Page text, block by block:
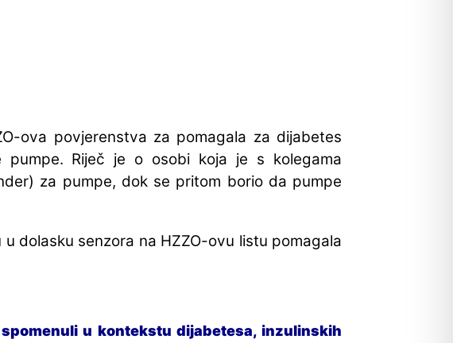
ova povjerenstva za pomagala za dijabetes
pumpe. Riječ je o osobi koja je s kolegama
za pumpe, dok se pritom borio da pumpe
dolasku senzora na HZZO-ovu listu pomagala
spomenuli u kontekstu dijabetesa, inzulinskih